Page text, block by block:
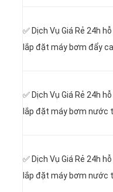
✅ Dịch Vụ Giá Rẻ 24h
lắp đặt máy bơm đẩy
✅ Dịch Vụ Giá Rẻ 24h
lắp đặt máy bơm nước
✅ Dịch Vụ Giá Rẻ 24h
lắp đặt máy bơm nước